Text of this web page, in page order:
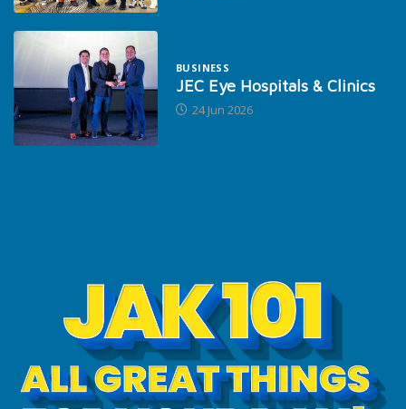
BUSINESS
JEC Eye Hospitals & Clinics
24 Jun 2026